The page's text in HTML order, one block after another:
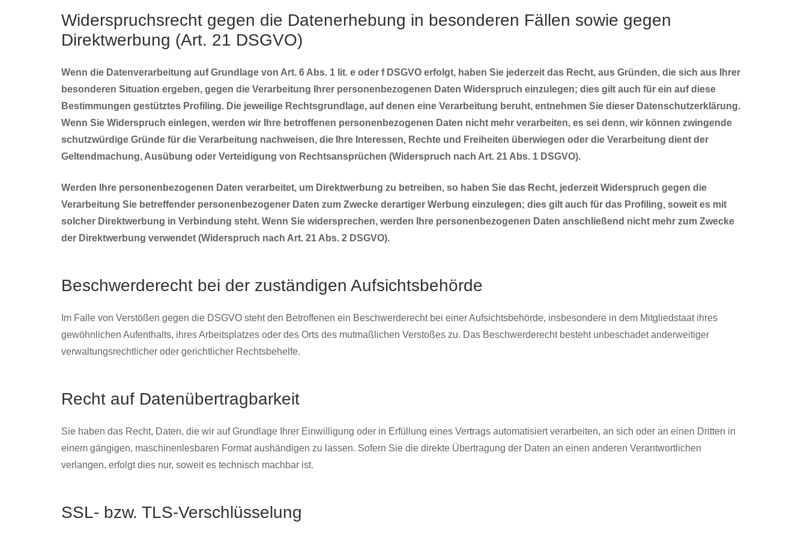
Widerspruchsrecht gegen die Datenerhebung in besonderen Fällen sowie gegen
Direktwerbung (Art. 21 DSGVO)
Wenn die Datenverarbeitung auf Grundlage von Art. 6 Abs. 1 lit. e oder f DSGVO erfolgt, haben Sie jederzeit das Recht, aus Gründen, die sich aus Ihrer
besonderen Situation ergeben, gegen die Verarbeitung Ihrer personenbezogenen Daten Widerspruch einzulegen; dies gilt auch für ein auf diese
Bestimmungen gestütztes Profiling. Die jeweilige Rechtsgrundlage, auf denen eine Verarbeitung beruht, entnehmen Sie dieser Datenschutzerklärung.
Wenn Sie Widerspruch einlegen, werden wir Ihre betroffenen personenbezogenen Daten nicht mehr verarbeiten, es sei denn, wir können zwingende
schutzwürdige Gründe für die Verarbeitung nachweisen, die Ihre Interessen, Rechte und Freiheiten überwiegen oder die Verarbeitung dient der
Geltendmachung, Ausübung oder Verteidigung von Rechtsansprüchen (Widerspruch nach Art. 21 Abs. 1 DSGVO).
Werden Ihre personenbezogenen Daten verarbeitet, um Direktwerbung zu betreiben, so haben Sie das Recht, jederzeit Widerspruch gegen die
Verarbeitung Sie betreffender personenbezogener Daten zum Zwecke derartiger Werbung einzulegen; dies gilt auch für das Profiling, soweit es mit
solcher Direktwerbung in Verbindung steht. Wenn Sie widersprechen, werden Ihre personenbezogenen Daten anschließend nicht mehr zum Zwecke
der Direktwerbung verwendet (Widerspruch nach Art. 21 Abs. 2 DSGVO).
Beschwerderecht bei der zuständigen Aufsichtsbehörde
Im Falle von Verstößen gegen die DSGVO steht den Betroffenen ein Beschwerderecht bei einer Aufsichtsbehörde, insbesondere in dem Mitgliedstaat ihres
gewöhnlichen Aufenthalts, ihres Arbeitsplatzes oder des Orts des mutmaßlichen Verstoßes zu. Das Beschwerderecht besteht unbeschadet anderweitiger
verwaltungsrechtlicher oder gerichtlicher Rechtsbehelfe.
Recht auf Datenübertragbarkeit
Sie haben das Recht, Daten, die wir auf Grundlage Ihrer Einwilligung oder in Erfüllung eines Vertrags automatisiert verarbeiten, an sich oder an einen Dritten in
einem gängigen, maschinenlesbaren Format aushändigen zu lassen. Sofern Sie die direkte Übertragung der Daten an einen anderen Verantwortlichen
verlangen, erfolgt dies nur, soweit es technisch machbar ist.
SSL- bzw. TLS-Verschlüsselung